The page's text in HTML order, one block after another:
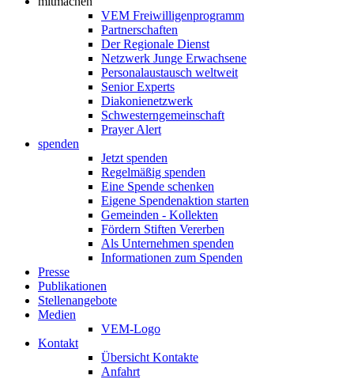
VEM Freiwilligenprogramm
Partnerschaften
Der Regionale Dienst
Netzwerk Junge Erwachsene
Personalaustausch weltweit
Senior Experts
Diakonienetzwerk
Schwesterngemeinschaft
Prayer Alert
spenden
Jetzt spenden
Regelmäßig spenden
Eine Spende schenken
Eigene Spendenaktion starten
Gemeinden - Kollekten
Fördern Stiften Vererben
Als Unternehmen spenden
Informationen zum Spenden
Presse
Publikationen
Stellenangebote
Medien
VEM-Logo
Kontakt
Übersicht Kontakte
Anfahrt